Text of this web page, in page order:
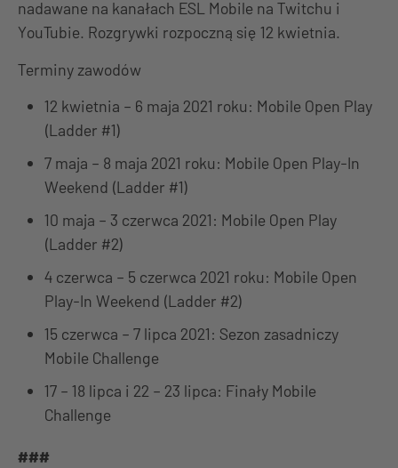
nadawane na kanałach ESL Mobile na Twitchu i
YouTubie. Rozgrywki rozpoczną się 12 kwietnia.
Terminy zawodów
12 kwietnia – 6 maja 2021 roku: Mobile Open Play
(Ladder #1)
7 maja – 8 maja 2021 roku: Mobile Open Play-In
Weekend (Ladder #1)
10 maja – 3 czerwca 2021: Mobile Open Play
(Ladder #2)
4 czerwca – 5 czerwca 2021 roku: Mobile Open
Play-In Weekend (Ladder #2)
15 czerwca – 7 lipca 2021: Sezon zasadniczy
Mobile Challenge
17 – 18 lipca i 22 – 23 lipca: Finały Mobile
Challenge
###